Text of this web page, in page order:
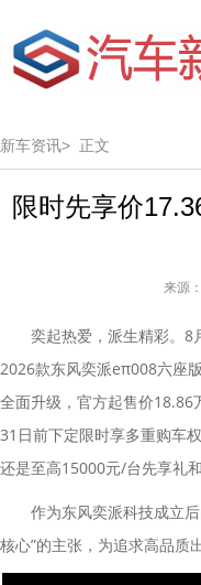
新车资讯> 正文
限时先享价
来源
奕起热爱，派生精彩。8
2026款东风奕派eπ008六座
全面升级，官方起售价18.86
31日前下定限时享多重购车
还是至高15000元/台先享礼
作为东风奕派科技成立后
核心”的主张，为追求高品质